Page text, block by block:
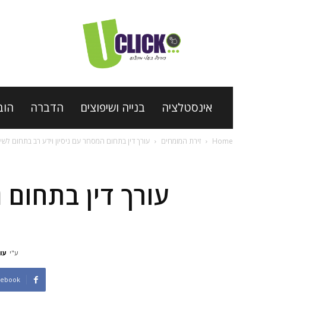
אינסטלציה בנייה ושיפוצים הדברה
Home זירת המומחים עורך דין בתחום המסחר עם ניסיון וידע רב בתחום
עורך דין
ע"י